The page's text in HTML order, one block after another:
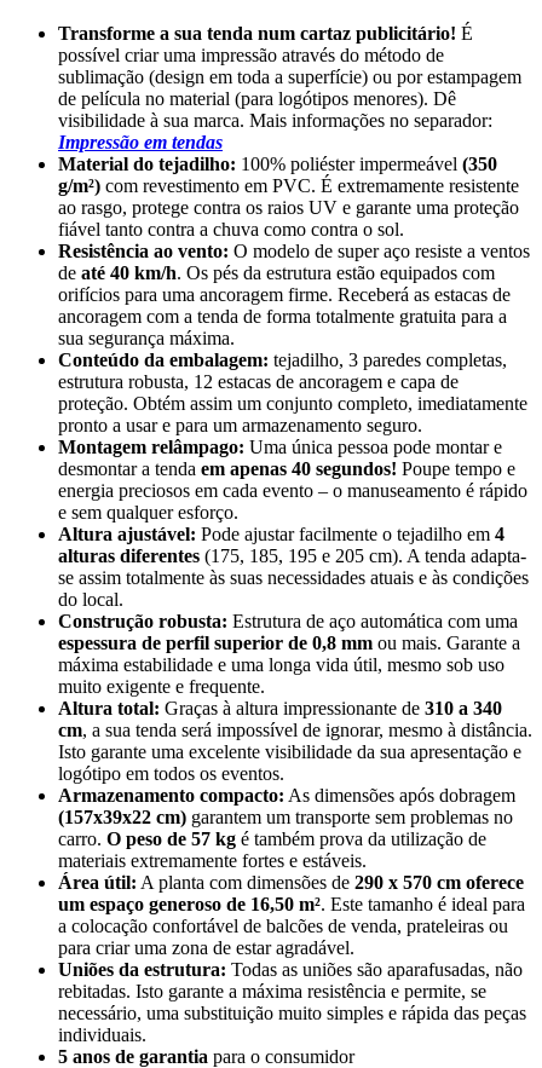
Transforme a sua tenda num cartaz publicitário! É
possível criar uma impressão através do método de
sublimação (design em toda a superfície) ou por estampagem
de película no material (para logótipos menores). Dê
visibilidade à sua marca. Mais informações no separador:
Impressão em tendas
Material do tejadilho: 100% poliéster impermeável (350
g/m²) com revestimento em PVC. É extremamente resistente
ao rasgo, protege contra os raios UV e garante uma proteção
fiável tanto contra a chuva como contra o sol.
Resistência ao vento: O modelo de super aço resiste a ventos
de até 40 km/h. Os pés da estrutura estão equipados com
orifícios para uma ancoragem firme. Receberá as estacas de
ancoragem com a tenda de forma totalmente gratuita para a
sua segurança máxima.
Conteúdo da embalagem: tejadilho, 3 paredes completas,
estrutura robusta, 12 estacas de ancoragem e capa de
proteção. Obtém assim um conjunto completo, imediatamente
pronto a usar e para um armazenamento seguro.
Montagem relâmpago: Uma única pessoa pode montar e
desmontar a tenda em apenas 40 segundos! Poupe tempo e
energia preciosos em cada evento – o manuseamento é rápido
e sem qualquer esforço.
Altura ajustável: Pode ajustar facilmente o tejadilho em 4
alturas diferentes (175, 185, 195 e 205 cm). A tenda adapta-
se assim totalmente às suas necessidades atuais e às condições
do local.
Construção robusta: Estrutura de aço automática com uma
espessura de perfil superior de 0,8 mm ou mais. Garante a
máxima estabilidade e uma longa vida útil, mesmo sob uso
muito exigente e frequente.
Altura total: Graças à altura impressionante de 310 a 340
cm, a sua tenda será impossível de ignorar, mesmo à distância.
Isto garante uma excelente visibilidade da sua apresentação e
logótipo em todos os eventos.
Armazenamento compacto: As dimensões após dobragem
(157x39x22 cm) garantem um transporte sem problemas no
carro. O peso de 57 kg é também prova da utilização de
materiais extremamente fortes e estáveis.
Área útil: A planta com dimensões de 290 x 570 cm oferece
um espaço generoso de 16,50 m². Este tamanho é ideal para
a colocação confortável de balcões de venda, prateleiras ou
para criar uma zona de estar agradável.
Uniões da estrutura: Todas as uniões são aparafusadas, não
rebitadas. Isto garante a máxima resistência e permite, se
necessário, uma substituição muito simples e rápida das peças
individuais.
5 anos de garantia para o consumidor